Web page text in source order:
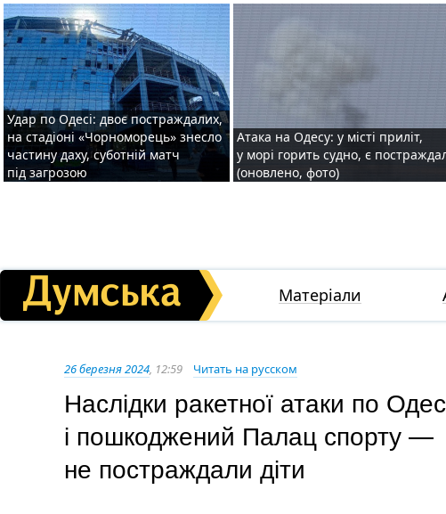
Удар по Одесі: двоє постраждалих,
на стадіоні «Чорноморець» знесло
частину даху, суботній матч
під загрозою
Атака на Одесу: у місті приліт,
у морі горить судно, є
(оновлено, фото)
Матеріали
26 березня 2024, 12:59 Читать на русском
Наслідки ракетної атаки по
і пошкоджений Палац спорту
не постраждали діти